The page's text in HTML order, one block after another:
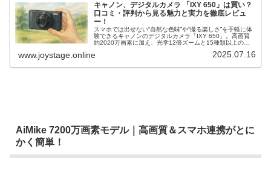
キャノン、デジタルカメラ 「IXY 650」は買い？
口コミ・評判から見る魅力と実力を徹底レビュ
ー！
スマホでは出せない“自然な色味”や“撮る楽しさ”を手軽に体
験できるキャノンのデジタルカメラ「IXY 650」。高画質
約2020万画素に加え、光学12倍ズームと15種類以上の撮
ル。この記事では買って後悔しない一台かどうかをやさし
www.joystage.online 2025.07.16
AiMike 7200万画素モデル｜高画質＆スマホ連携がとに
かく簡単！